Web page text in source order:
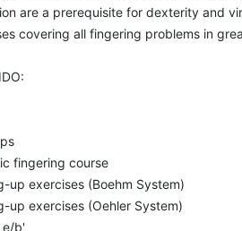
are a prerequisite for dexterity and
covering all fingering problems in
fingering course
up exercises (Boehm System)
up exercises (Oehler System)
e/b'